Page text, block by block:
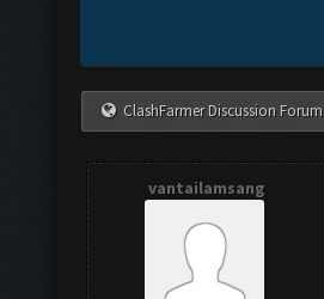
ClashFarmer Discussion Forum
vantailamsang